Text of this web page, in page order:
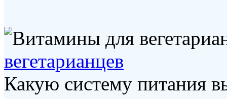
вегетарианцев
Какую систему питания